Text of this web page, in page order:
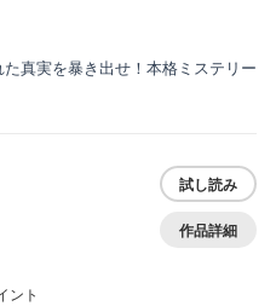
真実を暴き出せ！本格ミステリー
ント
試し読み
作品詳細